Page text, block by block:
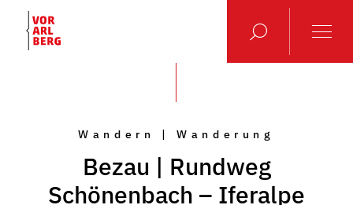
Wandern | Wanderung
Bezau | Rundweg
Schönenbach – Iferalpe